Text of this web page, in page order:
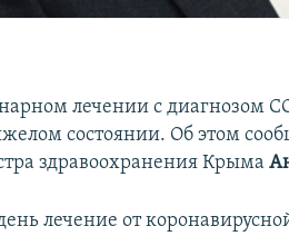
лечении с диагнозом
состоянии. Об этом
здравоохранения Крыма
лечение от